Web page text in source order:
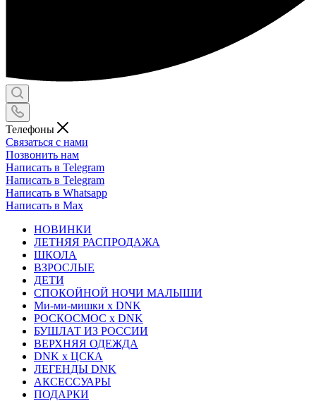
Телефоны
Связаться с нами
Позвонить нам
Написать в Telegram
Написать в Telegram
Написать в Whatsapp
Написать в Max
НОВИНКИ
ЛЕТНЯЯ РАСПРОДАЖА
ШКОЛА
ВЗРОСЛЫЕ
ДЕТИ
СПОКОЙНОЙ НОЧИ МАЛЫШИ
Ми-ми-мишки x DNK
РОСКОСМОС x DNK
БУШЛАТ ИЗ РОССИИ
ВЕРХНЯЯ ОДЕЖДА
DNK x ЦСКА
ЛЕГЕНДЫ DNK
АКСЕССУАРЫ
ПОДАРКИ